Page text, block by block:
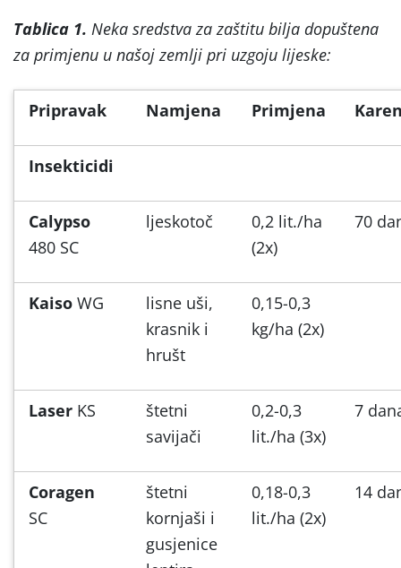
Tablica 1. Neka sredstva za zaštitu bilja dopuštena
za primjenu u našoj zemlji pri uzgoju lijeske:
Pripravak Namjena Primjena
Insekticidi
Calypso
480 SC
ljeskotoč
0,2 lit./ha
(2x)
70
Kaiso WG
lisne uši,
krasnik i
hrušt
0,15-0,3
kg/ha (2x)
Laser KS
štetni
savijači
0,2-0,3
lit./ha (3x)
7
Coragen
SC
štetni
kornjaši i
gusjenice
0,18-0,3
lit./ha (2x)
14